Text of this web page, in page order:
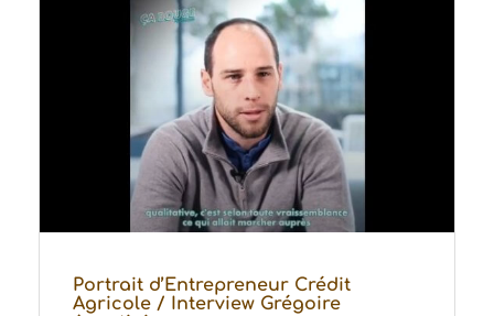
Portrait d’Entrepreneur Crédit
Agricole / Interview Grégoire